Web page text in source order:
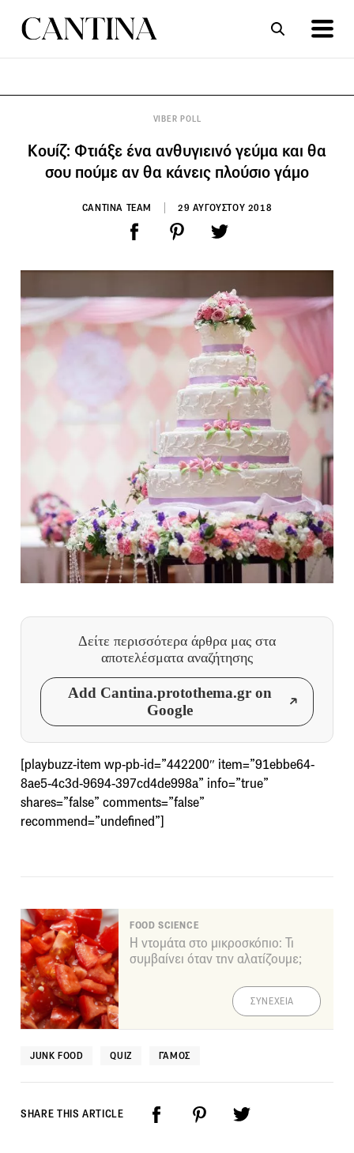
VIBER POLL
Κουίζ: Φτιάξε ένα ανθυγιεινό γεύμα και θα
σου πούμε αν θα κάνεις πλούσιο γάμο
CANTINA TEAM 29 ΑΥΓΟΥΣΤΟΥ 2018
Δείτε περισσότερα άρθρα μας στα
αποτελέσματα αναζήτησης
Add Cantina.protothema.gr on
Google
[playbuzz-item wp-pb-id=”442200″ item=”91ebbe64-
8ae5-4c3d-9694-397cd4de998a” info=”true”
shares=”false” comments=”false”
recommend=”undefined”]
FOOD SCIENCE
Η ντομάτα στο μικροσκόπιο: Τι
συμβαίνει όταν την αλατίζουμε;
ΣΥΝΕΧΕΙΑ
JUNK FOOD QUIZ ΓΆΜΟΣ
SHARE THIS ARTICLE